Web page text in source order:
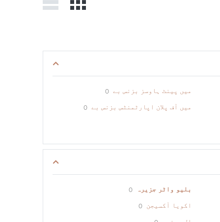
میں پینٹ ہاوسز بزنس بے 0
میں آف پلان اپارٹمنٹس بزنس بے 0
بلیو واٹر جزیرہ 0
اکویا آکسیجن 0